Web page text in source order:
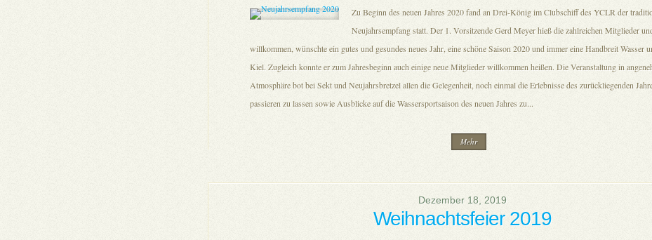
Zu Beginn des neuen Jahres 2020 fand an Drei-König im Clubschiff des YCLR der
Neujahrsempfang statt. Der 1. Vorsitzende Gerd Meyer hieß die zahlreichen Mitglieder
willkommen, wünschte ein gutes und gesundes neues Jahr, eine schöne Saison 2020 und immer eine Handbreit Wasser
Kiel. Zugleich konnte er zum Jahresbeginn auch einige neue Mitglieder willkommen heißen. Die Veranstaltung in
Atmosphäre bot bei Sekt und Neujahrsbretzel allen die Gelegenheit, noch einmal die Erlebnisse des zurückliegenden
passieren zu lassen sowie Ausblicke auf die Wassersportsaison des neuen Jahres zu...
Mehr
Dezember 18, 2019
Weihnachtsfeier 2019